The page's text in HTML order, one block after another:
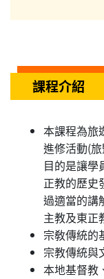
課程介紹
本課程為旅
進修活動(
目的是讓學
正教的歷史
過適當的講
主教及東正
宗敎傳統的
宗教傳統與
本地基督教